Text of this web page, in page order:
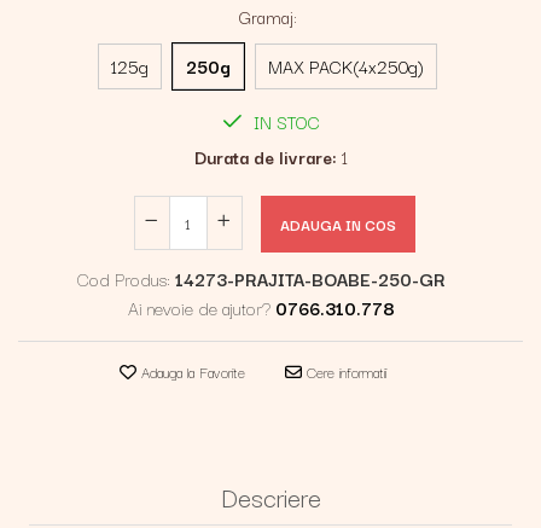
Gramaj:
125g
250g
MAX PACK(4x250g)
IN STOC
Durata de livrare: 1
ADAUGA IN COS
Cod Produs: 14273-PRAJITA-BOABE-250-GR
Ai nevoie de ajutor? 0766.310.778
Adauga la Favorite Cere informatii
Descriere